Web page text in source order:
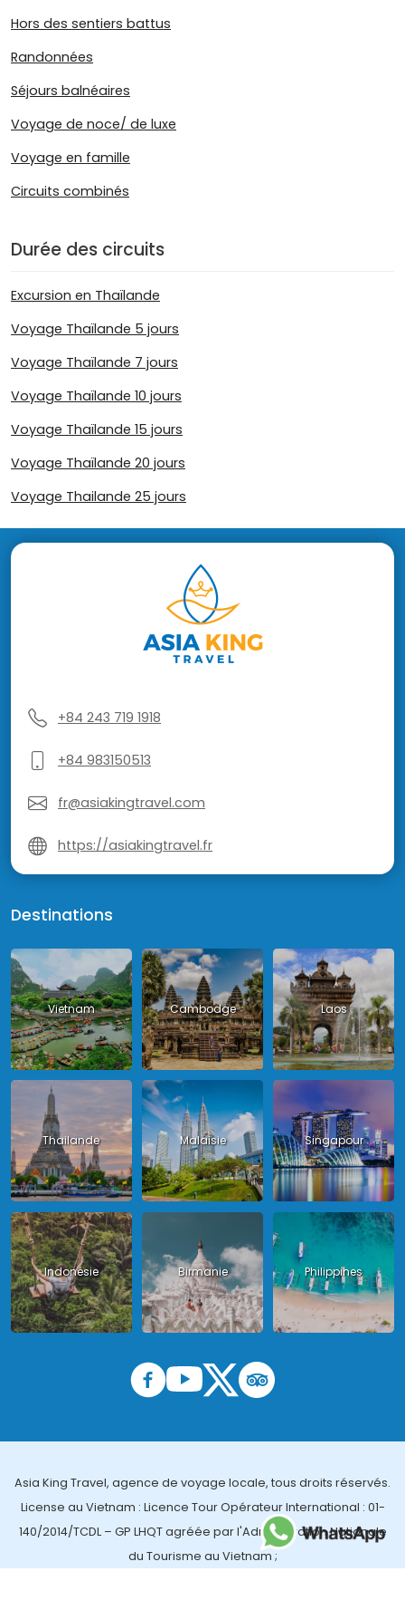
Hors des sentiers battus
Randonnées
Séjours balnéaires
Voyage de noce/ de luxe
Voyage en famille
Circuits combinés
Durée des circuits
Excursion en Thaïlande
Voyage Thaïlande 5 jours
Voyage Thaïlande 7 jours
Voyage Thaïlande 10 jours
Voyage Thaïlande 15 jours
Voyage Thaïlande 20 jours
Voyage Thailande 25 jours
+84 243 719 1918
+84 983150513
fr@asiakingtravel.com
https://asiakingtravel.fr
Destinations
Vietnam Cambodge Laos
Thailande Malaisie Singapour
Indonésie Birmanie Philippines
Asia King Travel, agence de voyage locale, tous droits réservés.
License au Vietnam : Licence Tour Opérateur International : 01-
140/2014/TCDL – GP LHQT agréée par l'Administration Nationale
du Tourisme au Vietnam ;